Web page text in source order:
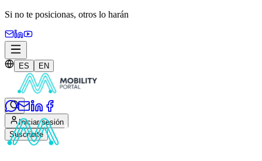
Si no te posicionas, otros lo harán
ES EN
Iniciar sesión
Suscribite